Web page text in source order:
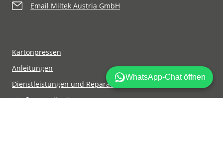
Email Miltek Austria GmbH
Kartonpressen
Anleitungen
Dienstleistungen und Reparaturen an Pressen
Häufig gestellte Fragen